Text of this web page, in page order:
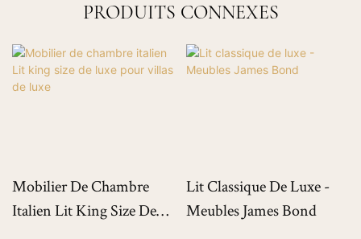
PRODUITS CONNEXES
Mobilier De Chambre
Italien Lit King Size De
Lit Classique De Luxe -
Meubles James Bond